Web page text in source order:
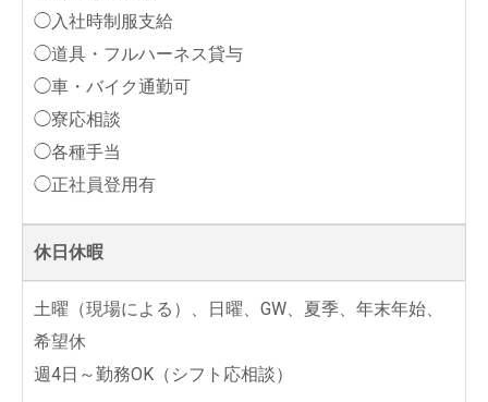
◯入社時制服支給
◯道具・フルハーネス貸与
◯車・バイク通勤可
◯寮応相談
◯各種手当
◯正社員登用有
休日休暇
土曜（現場による）、日曜、GW、夏季、年末年始、
希望休
週4日～勤務OK（シフト応相談）